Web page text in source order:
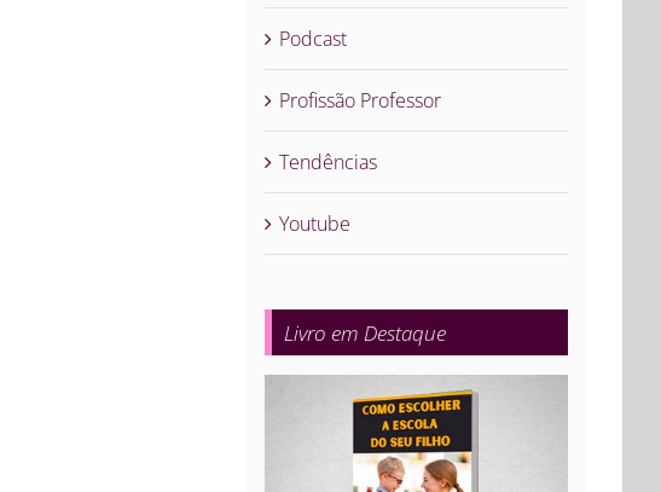
Podcast
Profissão Professor
Tendências
Youtube
Livro em Destaque